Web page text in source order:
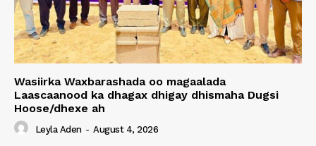
Wasiirka Waxbarashada oo magaalada
Laascaanood ka dhagax dhigay dhismaha Dugsi
Hoose/dhexe ah
Leyla Aden - August 4, 2026